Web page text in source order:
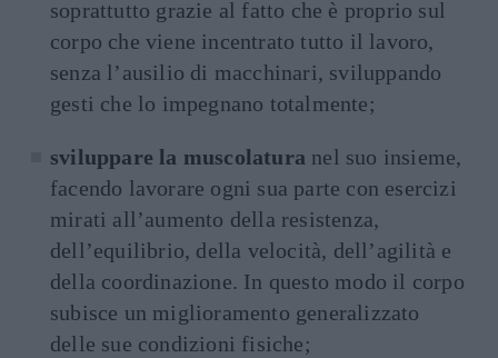
soprattutto grazie al fatto che è proprio sul
corpo che viene incentrato tutto il lavoro,
senza l’ausilio di macchinari, sviluppando
gesti che lo impegnano totalmente;
sviluppare la muscolatura nel suo insieme,
facendo lavorare ogni sua parte con esercizi
mirati all’aumento della resistenza,
dell’equilibrio, della velocità, dell’agilità e
della coordinazione. In questo modo il corpo
subisce un miglioramento generalizzato
delle sue condizioni fisiche;